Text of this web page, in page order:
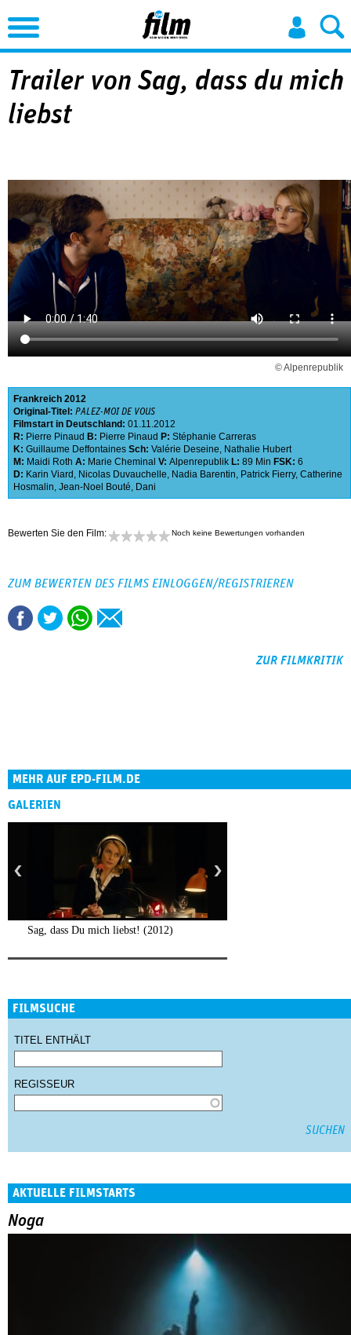
Jump to Navigation
Trailer von Sag, dass du mich
liebst
© Alpenrepublik
Frankreich 2012
Original-Titel: PALEZ-MOI DE VOUS
Filmstart in Deutschland: 01.11.2012
R: Pierre Pinaud B: Pierre Pinaud P: Stéphanie Carreras
K: Guillaume Deffontaines Sch: Valérie Deseine, Nathalie Hubert
M: Maidi Roth A: Marie Cheminal V: Alpenrepublik L: 89 Min FSK: 6
D: Karin Viard , Nicolas Duvauchelle, Nadia Barentin, Patrick Fierry, Catherine
Hosmalin, Jean-Noel Bouté, Dani
Bewerten Sie den Film: Noch keine Bewertungen vorhanden
ZUM BEWERTEN DES FILMS EINLOGGEN/REGISTRIEREN
ZUR FILMKRITIK
MEHR AUF EPD-FILM.DE
GALERIEN
Sag, dass Du mich liebst! (2012)
FILMSUCHE
TITEL ENTHÄLT
REGISSEUR
AKTUELLE FILMSTARTS
Noga